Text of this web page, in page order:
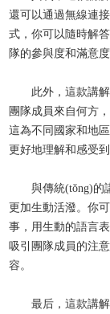
還可以通過無線連
式，你可以隨時解
隊的參與度和滿意度
此外，這款講
團隊成員來自何方
這為不同國家和地
更好地理解和感受到
與傳統(tǒng)的
更加生動活潑。你
事，用生動的語
吸引團隊成員的注
容。
最后，這